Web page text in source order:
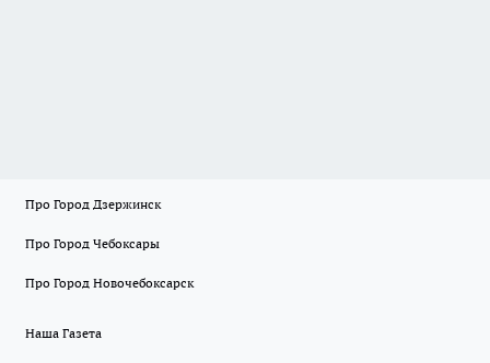
Про Город Дзержинск
Про Город Чебоксары
Про Город Новочебоксарск
Наша Газета